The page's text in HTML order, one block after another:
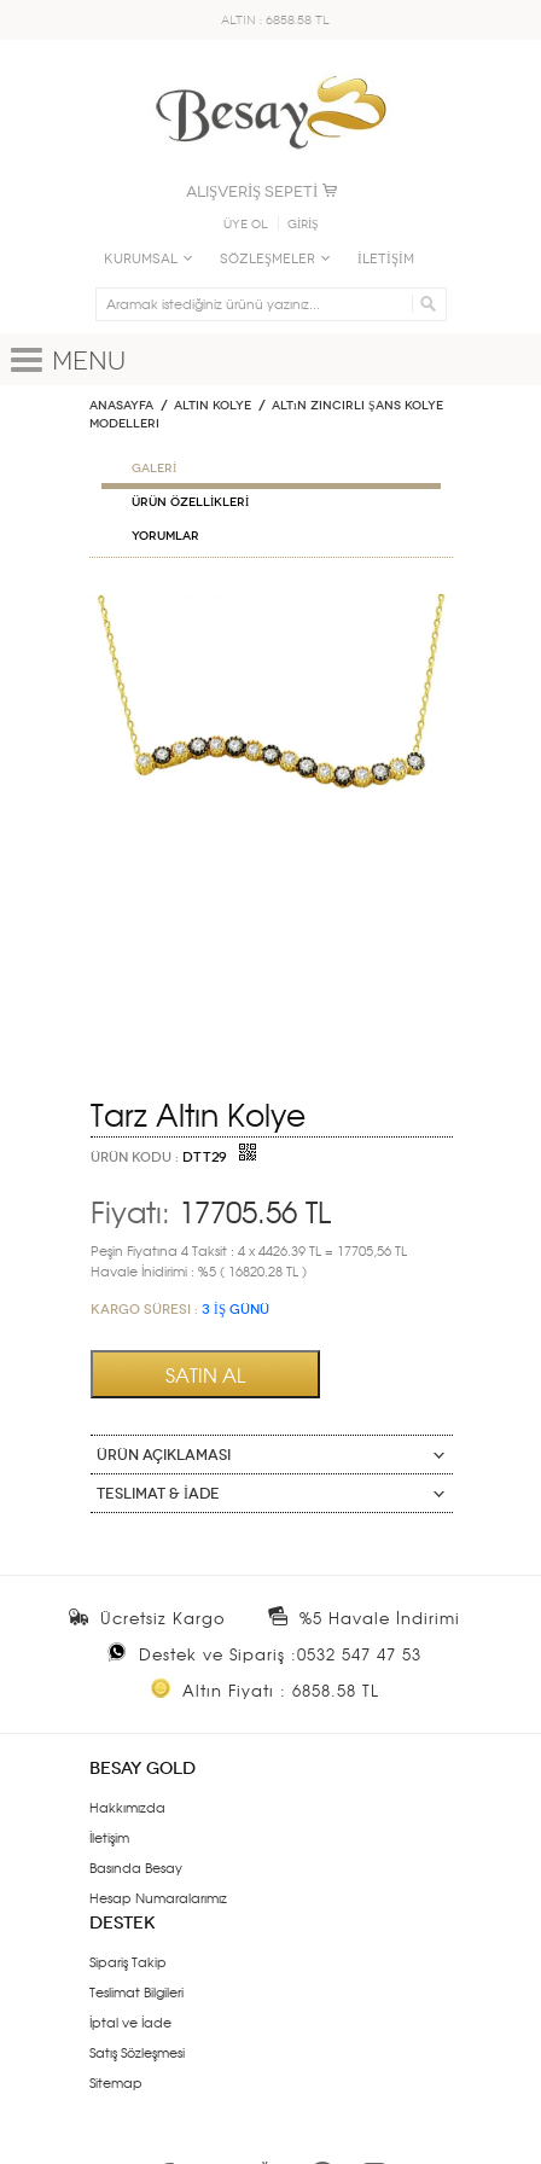
ALTIN : 6858.58 TL
ALIŞVERİŞ SEPETİ
Üye Ol GİRİŞ
KURUMSAL SÖZLEŞMELER İLETİŞİM
Menu
Anasayfa ALTIN KOLYE
Altın Zincirli Şans Kolye
Modelleri
GALERİ
ÜRÜN ÖZELLİKLERİ
Yorumlar
Tarz Altın Kolye
ÜRÜN KODU : DTT29
Fiyatı: 17705.56 TL
Peşin Fiyatına 4 Taksit : 4 x 4426.39 TL = 17705,56 TL
Havale İnidirimi : %5 ( 16820.28 TL )
Kargo Süresi : 3 İŞ GÜNÜ
ÜRÜN AÇIKLAMASI
Teslimat & İade
Ücretsiz Kargo
%5 Havale İndirimi
Destek ve Sipariş :0532 547 47 53
Altın Fiyatı : 6858.58 TL
BESAY GOLD
Hakkımızda
İletişim
Basında Besay
Hesap Numaralarımız
DESTEK
Sipariş Takip
Teslimat Bilgileri
İptal ve İade
Satış Sözleşmesi
Sitemap